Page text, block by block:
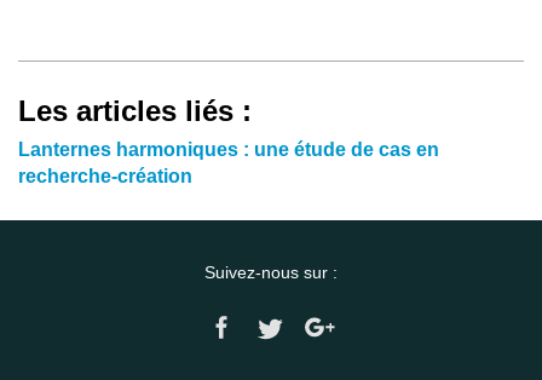
Les articles liés :
Lanternes harmoniques : une étude de cas en
recherche-création
Suivez-nous sur :